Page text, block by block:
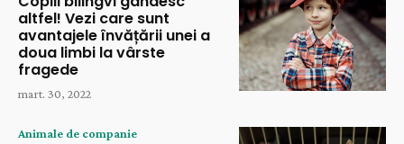
altfel! Vezi care sunt
avantajele învățării unei a
doua limbi la vârste
fragede
mart. 30, 2022
Animale de companie